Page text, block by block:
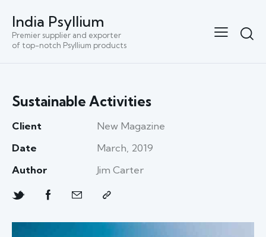
India Psyllium
Premier supplier and exporter
of top-notch Psyllium products
Sustainable Activities
Client
New Magazine
Date
March, 2019
Author
Jim Carter